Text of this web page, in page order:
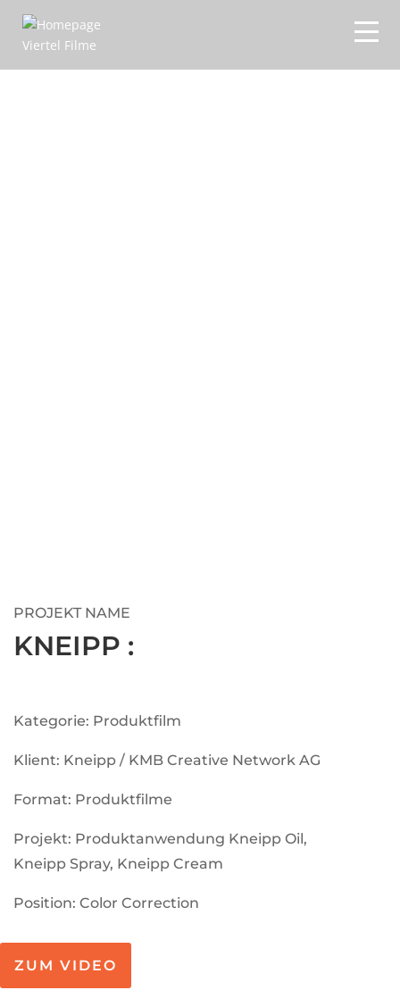
PROJEKT NAME
KNEIPP :
Kategorie: Produktfilm
Klient: Kneipp / KMB Creative Network AG
Format: Produktfilme
Projekt: Produktanwendung Kneipp Oil,
Kneipp Spray, Kneipp Cream
Position: Color Correction
ZUM VIDEO